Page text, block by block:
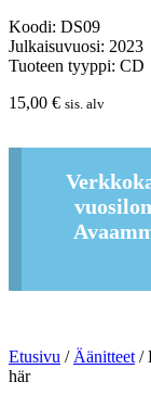
Koodi: DS09
Julkaisuvuosi: 2023
Tuoteen tyyppi: CD
15,00 € sis. alv
Etusivu /Äänitteet/
här